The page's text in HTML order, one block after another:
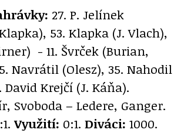
27. P. Jelínek
53. Klapka (J. Vlach),
- 11. Švrček (Burian,
Navrátil (Olesz), 35. Nahodil
David Krejčí (J. Káňa).
Svoboda – Ledere, Ganger.
Využití: 0:1. Diváci: 1000.